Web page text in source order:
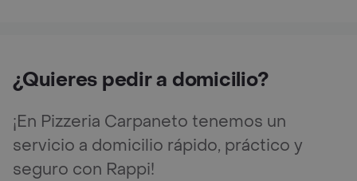
¿Quieres pedir a domicilio?
¡En Pizzeria Carpaneto tenemos un
servicio a domicilio rápido, práctico y
seguro con Rappi!